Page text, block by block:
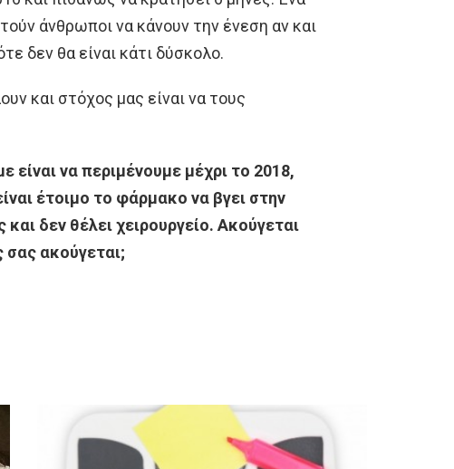
άνθρωποι να κάνουν την ένεση αν και
δεν θα είναι κάτι δύσκολο.
και στόχος μας είναι να τους
να περιμένουμε μέχρι το 2018,
έτοιμο το φάρμακο να βγει στην
δεν θέλει χειρουργείο. Ακούγεται
σας ακούγεται;